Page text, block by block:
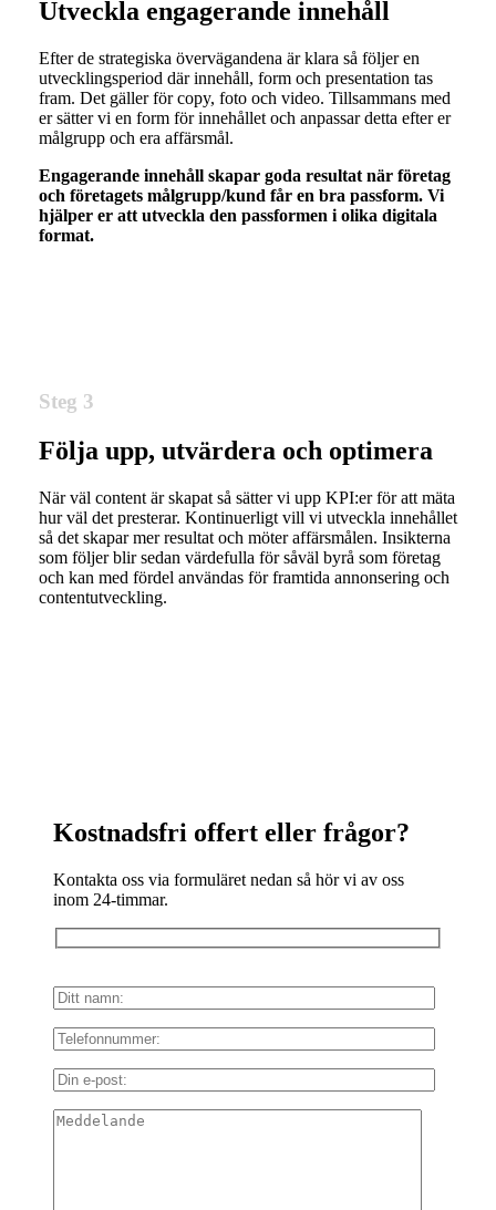
Utveckla engagerande innehåll
Efter de strategiska övervägandena är klara så följer en
utvecklingsperiod där innehåll, form och presentation tas
fram. Det gäller för copy, foto och video. Tillsammans med
er sätter vi en form för innehållet och anpassar detta efter er
målgrupp och era affärsmål.
Engagerande innehåll skapar goda resultat när företag
och företagets målgrupp/kund får en bra passform. Vi
hjälper er att utveckla den passformen i olika digitala
format.
Steg 3
Följa upp, utvärdera och optimera
När väl content är skapat så sätter vi upp KPI:er för att mäta
hur väl det presterar. Kontinuerligt vill vi utveckla innehållet
så det skapar mer resultat och möter affärsmålen. Insikterna
som följer blir sedan värdefulla för såväl byrå som företag
och kan med fördel användas för framtida annonsering och
contentutveckling.
Kostnadsfri offert eller frågor?
Kontakta oss via formuläret nedan så hör vi av oss
inom 24-timmar.